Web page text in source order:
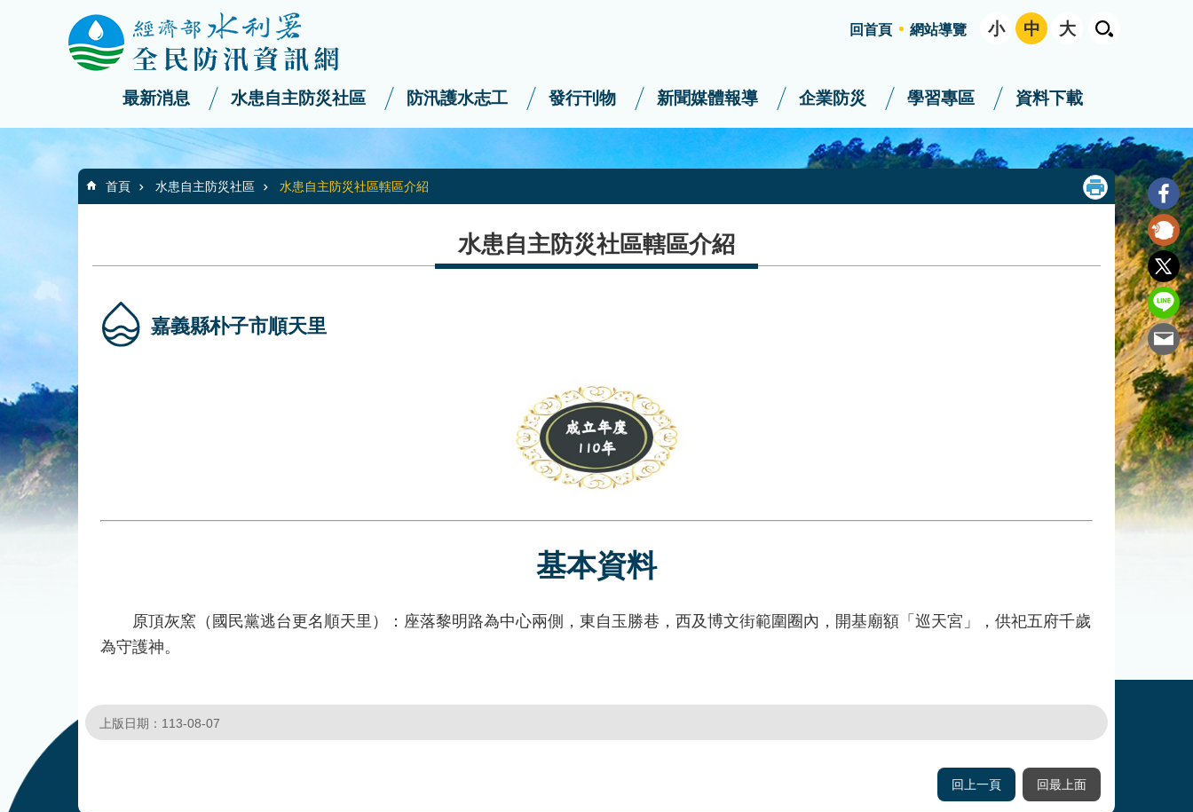
跳到主要內容區塊
回首頁
網站導覽 小 中 大
最新消息 水患自主防災社區 防汛護水志工 發行刊物 新聞媒體報導 企業防災 學習專區 資料下載
:::
首頁 水患自主防災社區 水患自主防災社區轄區介紹
水患自主防災社區轄區介紹
嘉義縣朴子市順天里
基本資料
原頂灰窯（國民黨逃台更名順天里）：座落黎明路為中心兩側，東自玉勝巷，西及博文街範圍圈內，開基廟額「巡天宮」，供祀五府千歲
為守護神。
上版日期：113-08-07
回上一頁 回最上面